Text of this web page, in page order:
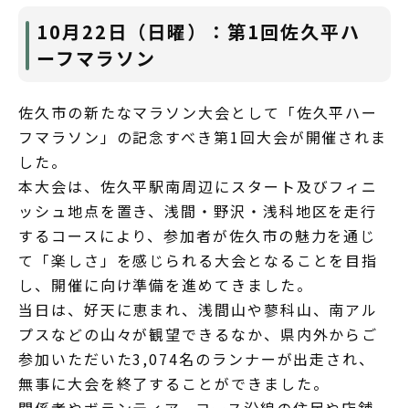
10月22日（日曜）：第1回佐久平ハ
ーフマラソン
佐久市の新たなマラソン大会として「佐久平ハー
フマラソン」の記念すべき第1回大会が開催されま
した。
本大会は、佐久平駅南周辺にスタート及びフィニ
ッシュ地点を置き、浅間・野沢・浅科地区を走行
するコースにより、参加者が佐久市の魅力を通じ
て「楽しさ」を感じられる大会となることを目指
し、開催に向け準備を進めてきました。
当日は、好天に恵まれ、浅間山や蓼科山、南アル
プスなどの山々が観望できるなか、県内外からご
参加いただいた3,074名のランナーが出走され、
無事に大会を終了することができました。